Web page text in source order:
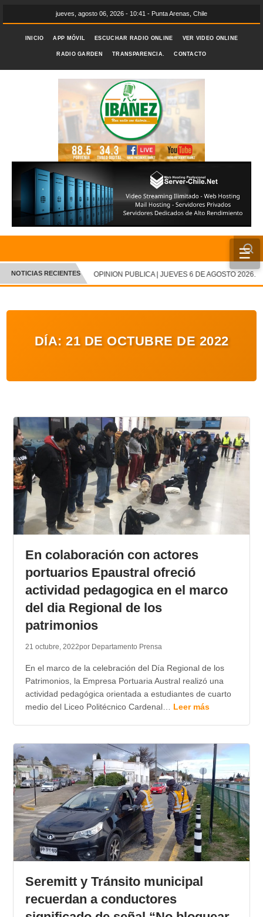
jueves, agosto 06, 2026 - 10:41 - Punta Arenas, Chile
INICIO APP MÓVIL ESCUCHAR RADIO ONLINE VER VIDEO ONLINE
RADIO GARDEN TRANSPARENCIA. CONTACTO
☰
INICIO
CRÓNICA
ENTRETENIMIENTO Y CULTURA
AUDIOS
VIDEOS
GALERIA DE FOTOS
APP MÓVIL
NOTICIAS RECIENTES OPINION PUBLICA | JUEVES 6 DE AGOSTO 2026.
DÍA: 21 DE OCTUBRE DE 2022
En colaboración con actores
portuarios Epaustral ofreció
actividad pedagogica en el marco
del dia Regional de los
patrimonios
21 octubre, 2022por Departamento Prensa
En el marco de la celebración del Día Regional de los
Patrimonios, la Empresa Portuaria Austral realizó una
actividad pedagógica orientada a estudiantes de cuarto
medio del Liceo Politécnico Cardenal… Leer más
Seremitt y Tránsito municipal
recuerdan a conductores